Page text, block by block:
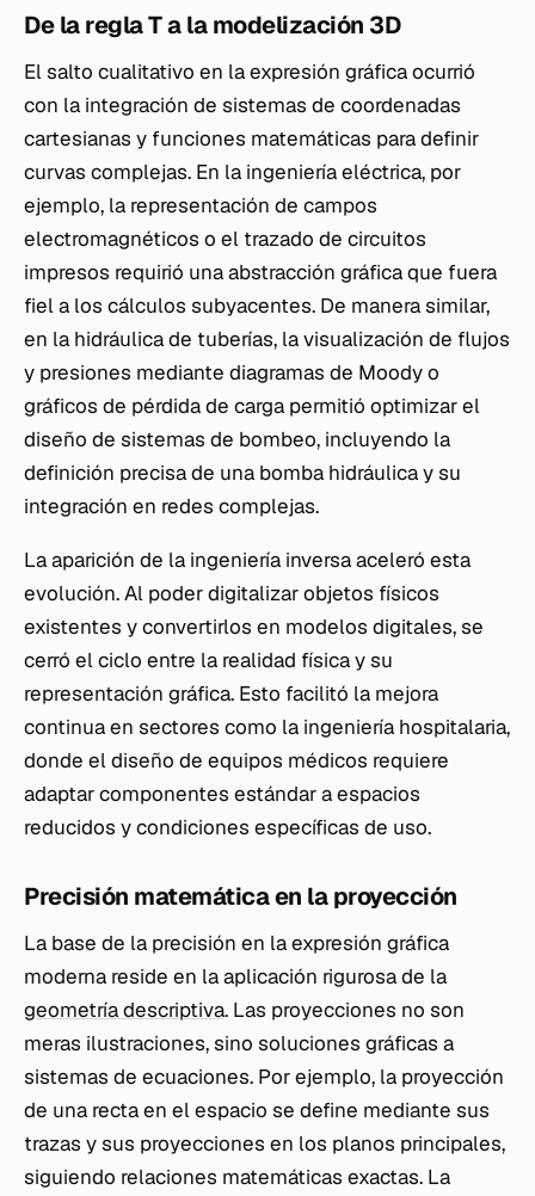
De la regla T a la modelización 3D
El salto cualitativo en la expresión gráfica ocurrió
con la integración de sistemas de coordenadas
cartesianas y funciones matemáticas para definir
curvas complejas. En la ingeniería eléctrica, por
ejemplo, la representación de campos
electromagnéticos o el trazado de circuitos
impresos requirió una abstracción gráfica que fuera
fiel a los cálculos subyacentes. De manera similar,
en la hidráulica de tuberías, la visualización de flujos
y presiones mediante diagramas de Moody o
gráficos de pérdida de carga permitió optimizar el
diseño de sistemas de bombeo, incluyendo la
definición precisa de una bomba hidráulica y su
integración en redes complejas.
La aparición de la ingeniería inversa aceleró esta
evolución. Al poder digitalizar objetos físicos
existentes y convertirlos en modelos digitales, se
cerró el ciclo entre la realidad física y su
representación gráfica. Esto facilitó la mejora
continua en sectores como la ingeniería hospitalaria,
donde el diseño de equipos médicos requiere
adaptar componentes estándar a espacios
reducidos y condiciones específicas de uso.
Precisión matemática en la proyección
La base de la precisión en la expresión gráfica
moderna reside en la aplicación rigurosa de la
geometría descriptiva. Las proyecciones no son
meras ilustraciones, sino soluciones gráficas a
sistemas de ecuaciones. Por ejemplo, la proyección
de una recta en el espacio se define mediante sus
trazas y sus proyecciones en los planos principales,
siguiendo relaciones matemáticas exactas. La